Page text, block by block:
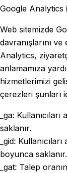
Google Analytics
Web sitemizde
davranışlarını
Analytics,
anlamamıza
hizmetlerimizi
çerezleri şunları
_ga:
saklanır.
_gid:
boyunca saklanır.
_gat: Talep